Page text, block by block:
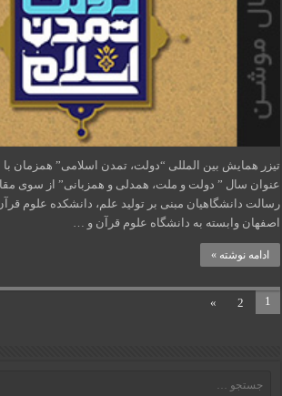
عنوان سال ” دولت و ملت، همدلی و همزبانی” از سوی
رسالت دانشگاهیان مبنی بر تولید علم، دانشکده علوم
اصفهان وابسته به دانشگاه علوم قرآن و …
ادامه نوشته »
1
2
»